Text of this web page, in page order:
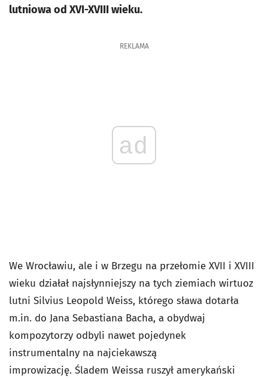
lutniowa od XVI-XVIII wieku.
REKLAMA
ad
We Wrocławiu, ale i w Brzegu na przełomie XVII i XVIII
wieku działał najsłynniejszy na tych ziemiach wirtuoz
lutni Silvius Leopold Weiss, którego sława dotarła
m.in. do Jana Sebastiana Bacha, a obydwaj
kompozytorzy odbyli nawet pojedynek
instrumentalny na najciekawszą
improwizację. Śladem Weissa ruszył amerykański